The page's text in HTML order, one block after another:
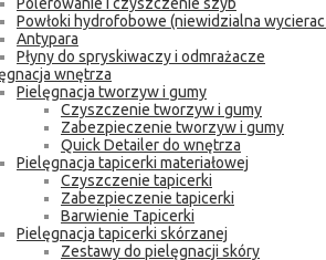
Powłoki hydrofobowe (niewidzialna
Antypara
Płyny do spryskiwaczy i odmrażacze
wnętrza
Pielęgnacja tworzyw i gumy
Czyszczenie tworzyw i gumy
Zabezpieczenie tworzyw i gumy
Quick Detailer do wnętrza
Pielęgnacja tapicerki materiałowej
Czyszczenie tapicerki
Zabezpieczenie tapicerki
Barwienie Tapicerki
Pielęgnacja tapicerki skórzanej
Zestawy do pielęgnacji skóry